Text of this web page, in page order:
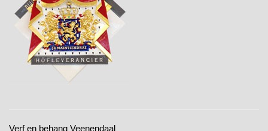
Verf en behang Veenendaal